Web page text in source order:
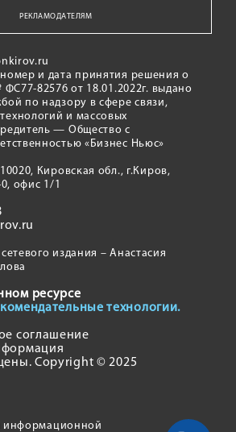
РЕКЛАМОДАТЕЛЯМ
и дата принятия решения о
82576 от 18.01.2022г. выдано
по надзору в сфере связи,
и массовых
— Общество с
«Бизнес Ньюс»
Кировская обл., г.Киров,
офис 1/1
издания – Анастасия
ресурсе
технологии.
соглашение
Copyright © 2025
информационной